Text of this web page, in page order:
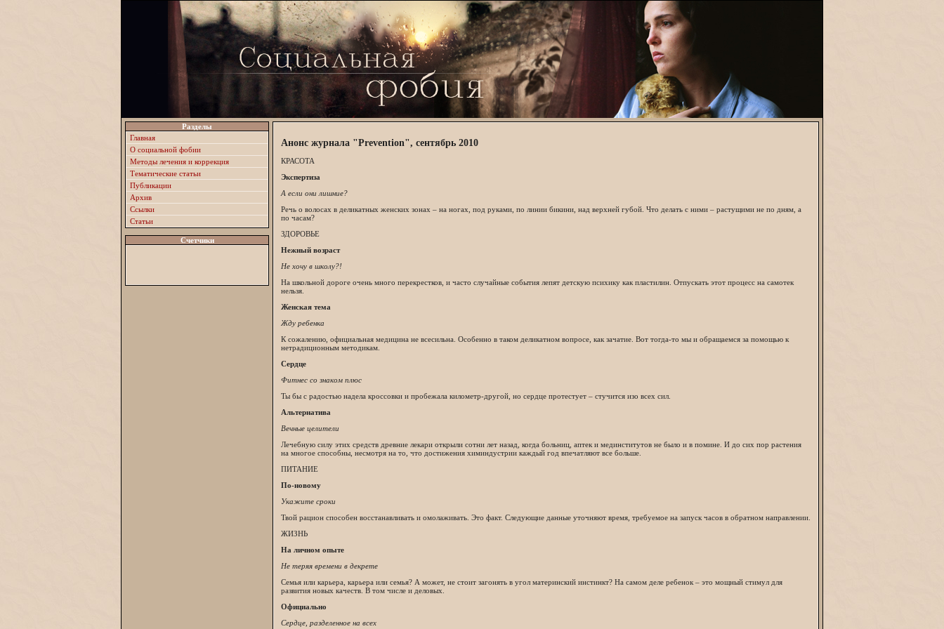
Разделы
Главная
О социальной фобии
Методы лечения и коррекция
Тематические статьи
Публикации
Архив
Ссылки
Статьи
Счетчики
Анонс журнала "Prevention", сентябрь 2010
КРАСОТА
Экспертиза
А если они лишние?
Речь о волосах в деликатных женских зонах – на ногах, под руками, по линии бикини, над верхней губой. Что делать с ними – растущими не по дням, а
по часам?
ЗДОРОВЬЕ
Нежный возраст
Не хочу в школу?!
На школьной дороге очень много перекрестков, и часто случайные события лепят детскую психику как пластилин. Отпускать этот процесс на самотек
нельзя.
Женская тема
Жду ребенка
К сожалению, официальная медицина не всесильна. Особенно в таком деликатном вопросе, как зачатие. Вот тогда-то мы и обращаемся за помощью к
нетрадиционным методикам.
Сердце
Фитнес со знаком плюс
Ты бы с радостью надела кроссовки и пробежала километр-другой, но сердце протестует – стучится изо всех сил.
Альтернатива
Вечные целители
Лечебную силу этих средств древние лекари открыли сотни лет назад, когда больниц, аптек и мединститутов не было и в помине. И до сих пор растения
на многое способны, несмотря на то, что достижения химиндустрии каждый год впечатляют все больше.
ПИТАНИЕ
По-новому
Укажите сроки
Твой рацион способен восстанавливать и омолаживать. Это факт. Следующие данные уточняют время, требуемое на запуск часов в обратном направлении.
ЖИЗНЬ
На личном опыте
Не теряя времени в декрете
Семья или карьера, карьера или семья? А может, не стоит загонять в угол материнский инстинкт? На самом деле ребенок – это мощный стимул для
развития новых качеств. В том числе и деловых.
Официально
Сердце, разделенное на всех